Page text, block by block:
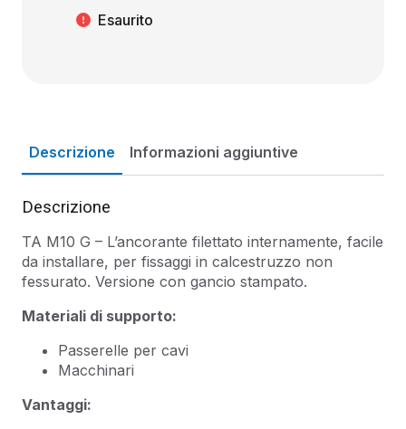
Esaurito
Descrizione Informazioni aggiuntive
Descrizione
TA M10 G – L’ancorante filettato internamente, facile
da installare, per fissaggi in calcestruzzo non
fessurato. Versione con gancio stampato.
Materiali di supporto:
Passerelle per cavi
Macchinari
Vantaggi: